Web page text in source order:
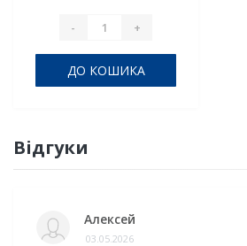
- +
ДО КОШИКА
Відгуки
Алексей
03.05.2026